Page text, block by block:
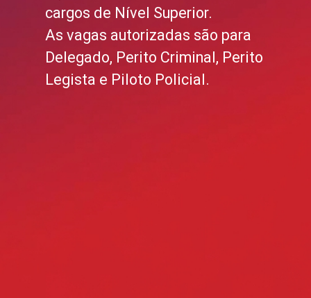
cargos de Nível Superior.
As vagas autorizadas são para
Delegado, Perito Criminal, Perito
Legista e Piloto Policial.